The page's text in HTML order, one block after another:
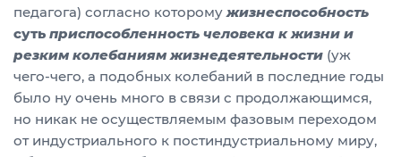
педагога) согласно которому жизнеспособность
суть приспособленность человека к жизни и
резким колебаниям жизнедеятельности (уж
чего-чего, а подобных колебаний в последние годы
было ну очень много в связи с продолжающимся,
но никак не осуществляемым фазовым переходом
от индустриального к постиндустриальному миру,